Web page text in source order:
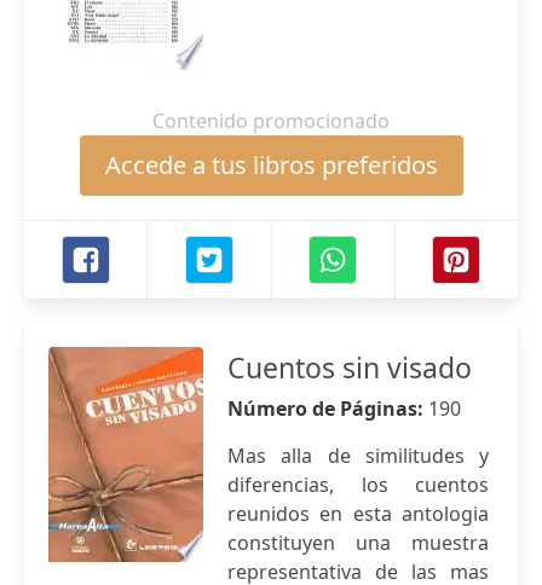
Contenido promocionado
Accede a tus libros preferidos
Cuentos sin visado
Número de Páginas: 190
Mas alla de similitudes y
diferencias, los cuentos
reunidos en esta antologia
constituyen una muestra
representativa de las mas